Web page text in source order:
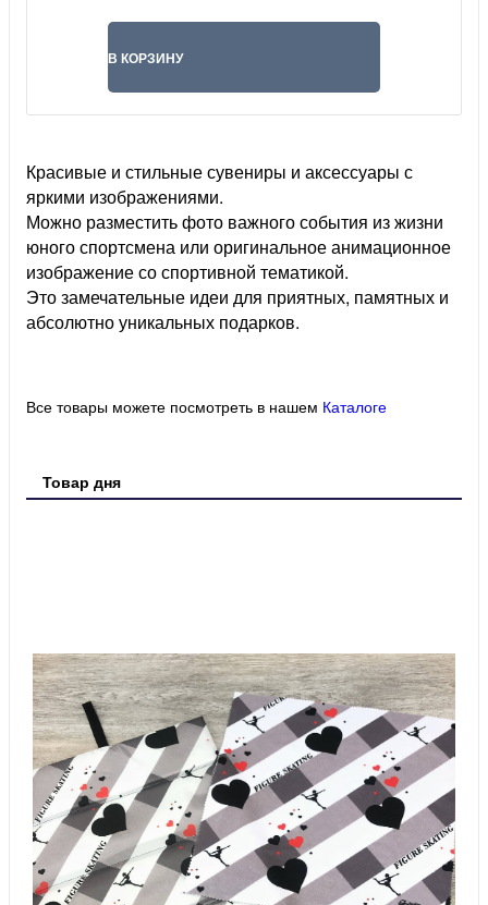
В КОРЗИНУ
Красивые и стильные сувениры и аксессуары с
яркими изображениями.
Можно разместить фото важного события из жизни
юного спортсмена или оригинальное анимационное
изображение со спортивной тематикой.
Это замечательные идеи для приятных, памятных и
абсолютно уникальных подарков.
Все товары можете посмотреть в нашем Каталоге
Товар дня